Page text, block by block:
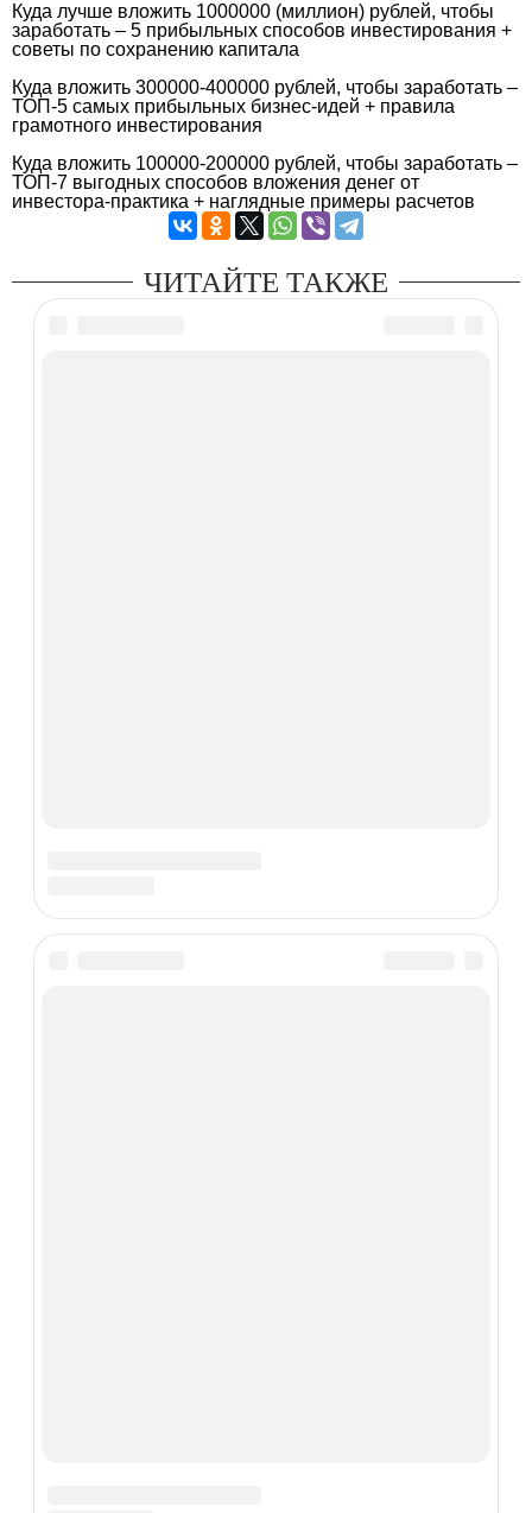
Куда лучше вложить 1000000 (миллион) рублей, чтобы
заработать – 5 прибыльных способов инвестирования +
советы по сохранению капитала
Куда вложить 300000-400000 рублей, чтобы заработать –
ТОП-5 самых прибыльных бизнес-идей + правила
грамотного инвестирования
Куда вложить 100000-200000 рублей, чтобы заработать –
ТОП-7 выгодных способов вложения денег от
инвестора-практика + наглядные примеры расчетов
ЧИТАЙТЕ ТАКЖЕ